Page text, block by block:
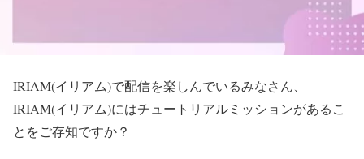
IRIAM(イリアム)で配信を楽しんでいるみなさん、
IRIAM(イリアム)にはチュートリアルミッションがあるこ
とをご存知ですか？